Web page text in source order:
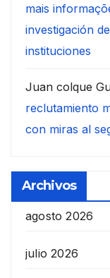
mais
investigación
instituciones
Juan colque
reclutamiento
con miras al
Archivos
agosto 2026
julio 2026